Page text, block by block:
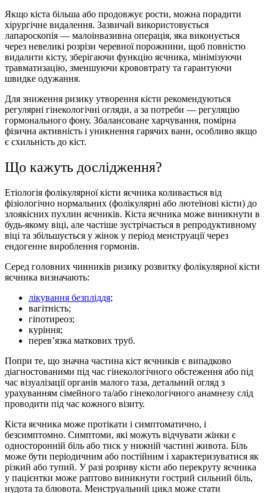
Якщо кіста більша або продовжує рости, можна порадити
хірургічне видалення. Зазвичай використовується
лапароскопія — малоінвазивна операція, яка виконується
через невеликі розрізи черевної порожнини, щоб повністю
видалити кісту, зберігаючи функцію яєчника, мінімізуючи
травматизацію, зменшуючи крововтрату та гарантуючи
швидке одужання.
Для зниження ризику утворення кісти рекомендуються
регулярні гінекологічні огляди, а за потреби — регуляцію
гормонального фону. Збалансоване харчування, помірна
фізична активність і уникнення гарячих ванн, особливо якщо
є схильність до кіст.
Що кажуть дослiдження?
Етіологія фолікулярної кісти яєчника коливається від
фізіологічно нормальних (фолікулярні або лютеїнові кісти) до
злоякісних пухлин яєчників. Кіста яєчника може виникнути в
будь-якому віці, але частіше зустрічається в репродуктивному
віці та збільшується у жінок у період менструації через
ендогенне вироблення гормонів.
Серед головних чинників ризику розвитку фолікулярної кісти
яєчника визначають:
лікування безпліддя;
вагітність;
гіпотиреоз;
куріння;
перев’язка маткових труб.
Попри те, що значна частина кіст яєчників є випадково
дiагностованими під час гінекологічного обстеження або під
час візуалізації органів малого таза, детальний огляд з
урахуванням сімейного та/або гінекологічного анамнезу слід
проводити під час кожного візиту.
Кіста яєчника може протікати і симптоматично, і
безсимптомно. Симптоми, які можуть відчувати жінки є
односторонній біль або тиск у нижній частині живота. Біль
може бути періодичним або постійним і характеризуватися як
різкий або тупий. У разі розриву кісти або перекруту яєчника
у пацієнтки може раптово виникнути гострий сильний біль,
нудота та блювота. Менструальний цикл може стати